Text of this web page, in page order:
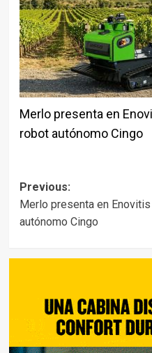
Merlo presenta en
robot autónomo Cingo
Post
navigation
Previous:
Merlo presenta en
autónomo Cingo